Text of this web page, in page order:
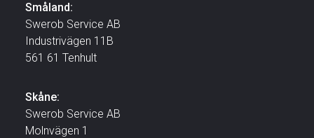
Småland:
Swerob Service AB
Industrivägen 11B
561 61 Tenhult
Skåne:
Swerob Service AB
Molnvägen 1